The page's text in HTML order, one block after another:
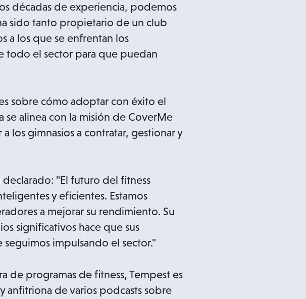
décadas de experiencia, podemos
sido tanto propietario de un club
los que se enfrentan los
todo el sector para que puedan
sobre cómo adoptar con éxito el
alinea con la misión de CoverMe
los gimnasios a contratar, gestionar y
declarado: "El futuro del fitness
y eficientes. Estamos
a mejorar su rendimiento. Su
significativos hace que sus
impulsando el sector."
de programas de fitness, Tempest es
anfitriona de varios podcasts sobre